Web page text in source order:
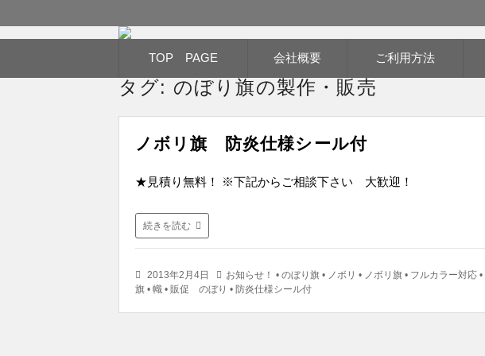
のぼり旗専門サイト-感謝の心！
TOP PAGE 会社概要 ご利用方法
タグ: のぼり旗の製作・販売
ノボリ旗 防炎仕様シール付
★見積り無料！ ※下記からご相談下さい 大歓迎！
続きを読む
2013年2月4日 お知らせ！ • のぼり旗 • ノボリ • ノボリ旗 • フルカラー対応 •
旗 • 幟 • 販促 のぼり • 防炎仕様シール付